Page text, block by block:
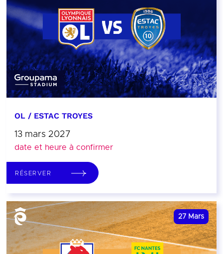
OL / ESTAC TROYES
13 mars 2027
date et heure à confirmer
RÉSERVER
27 Mars